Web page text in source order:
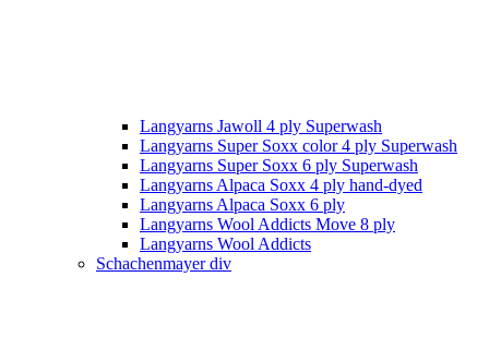
Langyarns Jawoll 4 ply Superwash
Langyarns Super Soxx color 4 ply Superwash
Langyarns Super Soxx 6 ply Superwash
Langyarns Alpaca Soxx 4 ply hand-dyed
Langyarns Alpaca Soxx 6 ply
Langyarns Wool Addicts Move 8 ply
Langyarns Wool Addicts
Schachenmayer div